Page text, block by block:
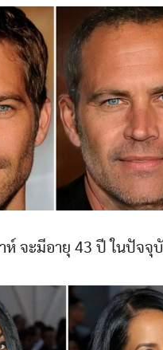
ห์ จะมีอายุ 43 ปี ในปัจจุ